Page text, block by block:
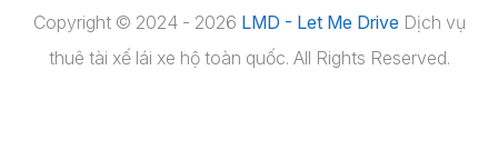
Copyright © 2024 - 2026 LMD - Let Me Drive Dịch vụ
thuê tài xế lái xe hộ toàn quốc. All Rights Reserved.